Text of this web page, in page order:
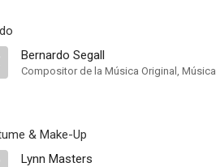
Bernardo Segall
Compositor de la Música Original, Música
& Make-Up
Lynn Masters